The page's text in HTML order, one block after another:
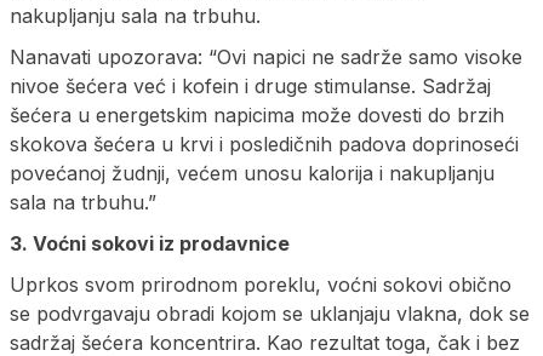
nakupljanju sala na trbuhu.
Nanavati upozorava: “Ovi napici ne sadrže samo visoke
nivoe šećera već i kofein i druge stimulanse. Sadržaj
šećera u energetskim napicima može dovesti do brzih
skokova šećera u krvi i posledičnih padova doprinoseći
povećanoj žudnji, većem unosu kalorija i nakupljanju
sala na trbuhu.”
3. Voćni sokovi iz prodavnice
Uprkos svom prirodnom poreklu, voćni sokovi obično
se podvrgavaju obradi kojom se uklanjaju vlakna, dok se
sadržaj šećera koncentrira. Kao rezultat toga, čak i bez